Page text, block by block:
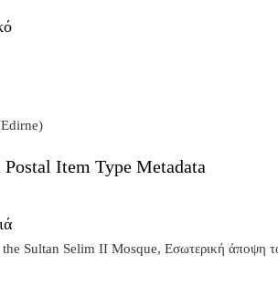
Postal Item Type Metadata
Sultan Selim II Mosque, Εσωτερική άποψη